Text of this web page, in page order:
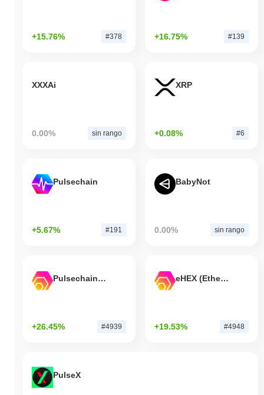
+15.76% #378 +16.75% #139
XXXAi
0.00% sin rango
XRP
+0.08% #6
Pulsechain
+5.67% #191
BabyNot
0.00% sin rango
Pulsechain Bridged HEX (Pulsechain)
+26.45% #4939
eHEX (Ethereum)
+19.53% #4948
PulseX